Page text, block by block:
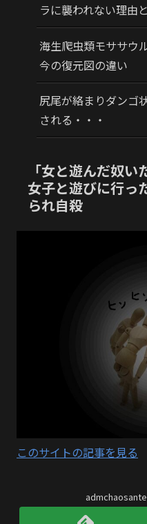
ラに襲われない理由
海生爬虫類モササウ
今の復元図の違い
尻尾が絡まりダンゴ
される・・・
「女と遊んだ奴い
女子と遊びに行っ
られ自殺
このサイトの記事を見る